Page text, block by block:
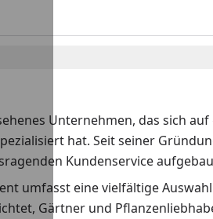
Unternehmen, das sich
hat. Seit seiner
Kundenservice
umfasst eine vielfältige
Gärtner und